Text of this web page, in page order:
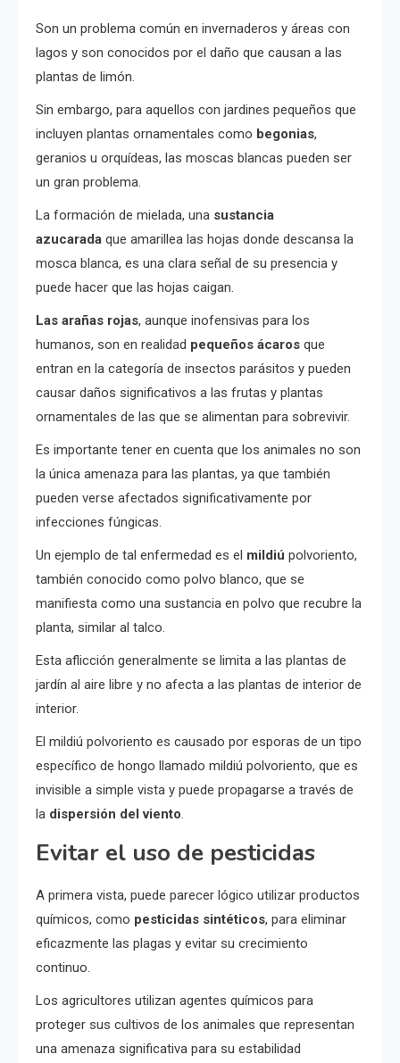
Son un problema común en invernaderos y áreas con
lagos y son conocidos por el daño que causan a las
plantas de limón.
Sin embargo, para aquellos con jardines pequeños que
incluyen plantas ornamentales como begonias,
geranios u orquídeas, las moscas blancas pueden ser
un gran problema.
La formación de mielada, una sustancia
azucarada que amarillea las hojas donde descansa la
mosca blanca, es una clara señal de su presencia y
puede hacer que las hojas caigan.
Las arañas rojas, aunque inofensivas para los
humanos, son en realidad pequeños ácaros que
entran en la categoría de insectos parásitos y pueden
causar daños significativos a las frutas y plantas
ornamentales de las que se alimentan para sobrevivir.
Es importante tener en cuenta que los animales no son
la única amenaza para las plantas, ya que también
pueden verse afectados significativamente por
infecciones fúngicas.
Un ejemplo de tal enfermedad es el mildiú polvoriento,
también conocido como polvo blanco, que se
manifiesta como una sustancia en polvo que recubre la
planta, similar al talco.
Esta aflicción generalmente se limita a las plantas de
jardín al aire libre y no afecta a las plantas de interior de
interior.
El mildiú polvoriento es causado por esporas de un tipo
específico de hongo llamado mildiú polvoriento, que es
invisible a simple vista y puede propagarse a través de
la dispersión del viento.
Evitar el uso de pesticidas
A primera vista, puede parecer lógico utilizar productos
químicos, como pesticidas sintéticos, para eliminar
eficazmente las plagas y evitar su crecimiento
continuo.
Los agricultores utilizan agentes químicos para
proteger sus cultivos de los animales que representan
una amenaza significativa para su estabilidad